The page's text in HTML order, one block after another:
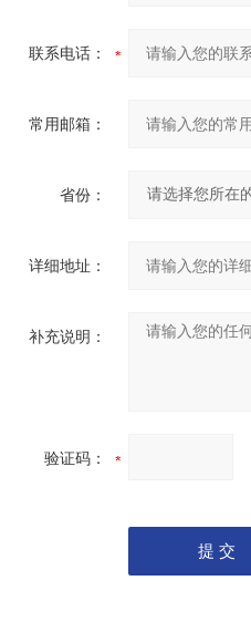
联系电话：
常用邮箱：
省份：
详细地址：
补充说明：
验证码：